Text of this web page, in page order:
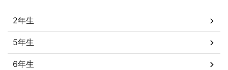
2年生
5年生
6年生